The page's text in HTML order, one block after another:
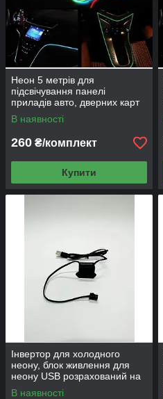
Неон 5 метрів для
підсвічування панелі
приладів авто, дверних карт
та ін.
В наявності
260 ₴/комплект
Купити
Інвертор для холодного
неону, блок живлення для
неону USB розрахований на
довжину до 10м.
В наявності